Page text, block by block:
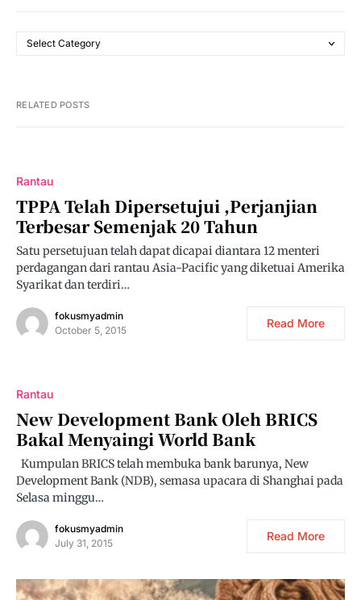
RELATED POSTS
Rantau
TPPA Telah Dipersetujui ,Perjanjian
Terbesar Semenjak 20 Tahun
Satu persetujuan telah dapat dicapai diantara 12 menteri
perdagangan dari rantau Asia-Pacific yang diketuai Amerika
Syarikat dan terdiri…
fokusmyadmin
October 5, 2015
Read More
Rantau
New Development Bank Oleh BRICS
Bakal Menyaingi World Bank
Kumpulan BRICS telah membuka bank barunya, New
Development Bank (NDB), semasa upacara di Shanghai pada
Selasa minggu…
fokusmyadmin
July 31, 2015
Read More